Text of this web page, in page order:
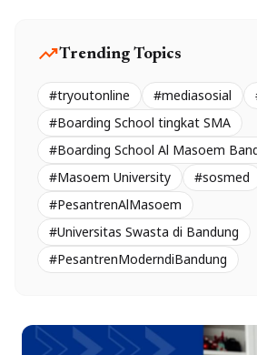
trending_upTrending Topics
#tryoutonline #mediasosial
#Boarding School tingkat SMA
#Boarding School Al Masoem
#Masoem University
#sosmed
#PesantrenAlMasoem
#Universitas Swasta di Bandung
#PesantrenModerndiBandung